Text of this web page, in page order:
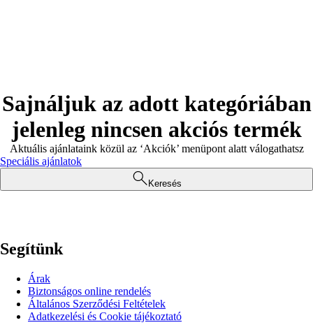
Sajnáljuk az adott kategóriában
jelenleg nincsen akciós termék
Aktuális ajánlataink közül az ‘Akciók’ menüpont alatt válogathatsz
Speciális ajánlatok
Keresés
Segítünk
Árak
Biztonságos online rendelés
Általános Szerződési Feltételek
Adatkezelési és Cookie tájékoztató